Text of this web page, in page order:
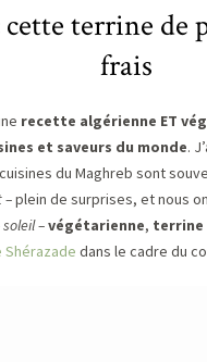
terrine
frais
recette algérienne ET
et saveurs du monde.
du Maghreb sont
–plein de surprises, et nous
soleil –végétarienne, terrine
Shérazade dans le cadre du